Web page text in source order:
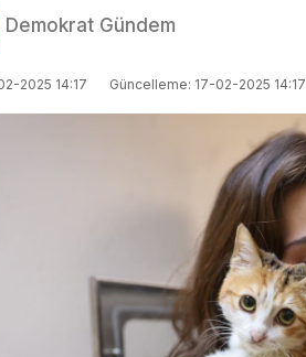
Demokrat Gündem
2025 14:17 Güncelleme: 17-02-2025 14:17